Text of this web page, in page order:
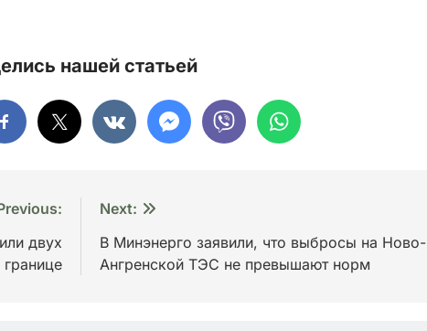
нашей статьей
двух
Next:
В Минэнерго заявили, что выбросы на Ново-
Ангренской ТЭС не превышают норм